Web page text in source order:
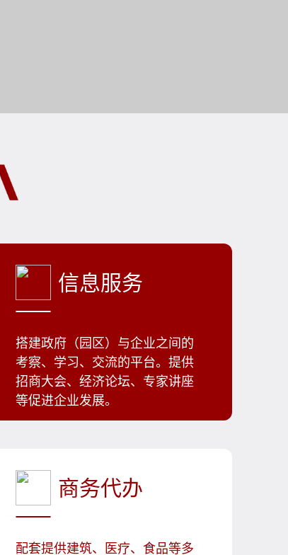
信息服务
搭建政府（园区）与企业之间的
考察、学习、交流的平台。提供
招商大会、经济论坛、专家讲座
等促进企业发展。
商务代办
配套提供建筑、医疗、食品等多